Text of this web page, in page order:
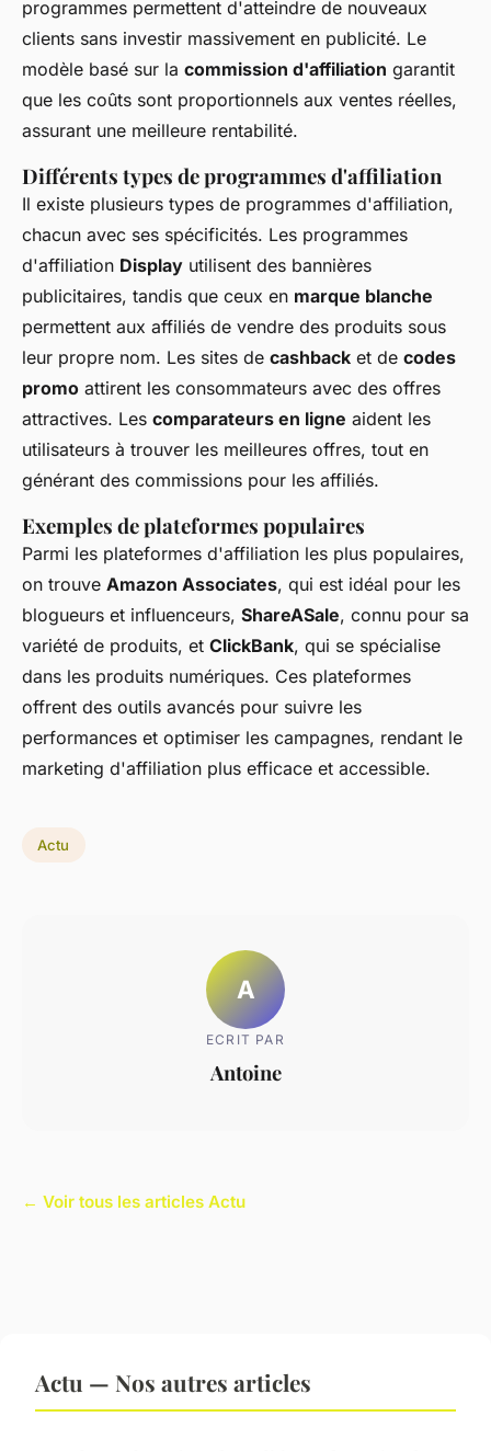
programmes permettent d'atteindre de nouveaux
clients sans investir massivement en publicité. Le
modèle basé sur la commission d'affiliation garantit
que les coûts sont proportionnels aux ventes réelles,
assurant une meilleure rentabilité.
Différents types de programmes d'affiliation
Il existe plusieurs types de programmes d'affiliation,
chacun avec ses spécificités. Les programmes
d'affiliation Display utilisent des bannières
publicitaires, tandis que ceux en marque blanche
permettent aux affiliés de vendre des produits sous
leur propre nom. Les sites de cashback et de codes
promo attirent les consommateurs avec des offres
attractives. Les comparateurs en ligne aident les
utilisateurs à trouver les meilleures offres, tout en
générant des commissions pour les affiliés.
Exemples de plateformes populaires
Parmi les plateformes d'affiliation les plus populaires,
on trouve Amazon Associates, qui est idéal pour les
blogueurs et influenceurs, ShareASale, connu pour sa
variété de produits, et ClickBank, qui se spécialise
dans les produits numériques. Ces plateformes
offrent des outils avancés pour suivre les
performances et optimiser les campagnes, rendant le
marketing d'affiliation plus efficace et accessible.
Actu
A
ECRIT PAR
Antoine
← Voir tous les articles Actu
Actu — Nos autres articles